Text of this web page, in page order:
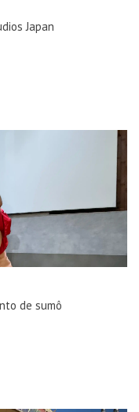
Japan
de sumô